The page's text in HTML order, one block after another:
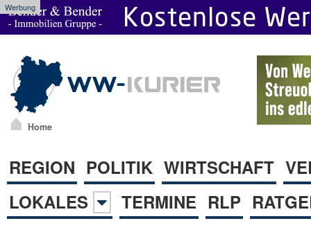
Werbung
Home
REGION POLITIK WIRTSCHAFT
LOKALES
TERMINE RLP